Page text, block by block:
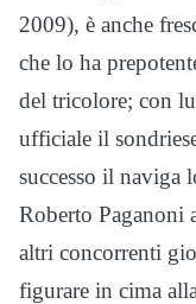
2009), è anche
che lo ha
del tricolore; con
ufficiale il
successo il naviga
Roberto Paganoni
altri concorrenti
figurare in cima